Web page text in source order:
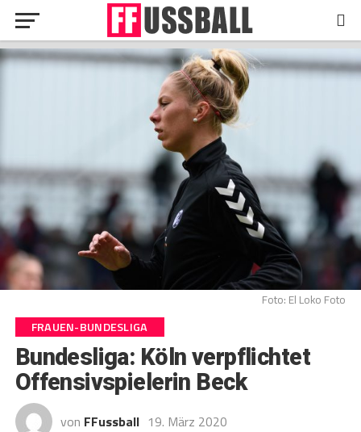
Foto: El Loko Foto
FRAUEN-BUNDESLIGA
Bundesliga: Köln verpflichtet
Offensivspielerin Beck
von FFussball 19. März 2020